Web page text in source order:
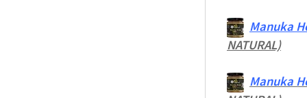
Manuka
NATURAL)
Manuka